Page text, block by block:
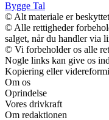
Bygge Tal
© Alt materiale er
© Alle rettigheder
salget, når du handler via
© Vi forbeholder os alle
Nogle links kan give os
Kopiering eller
Om os
Oprindelse
Vores drivkraft
Om redaktionen